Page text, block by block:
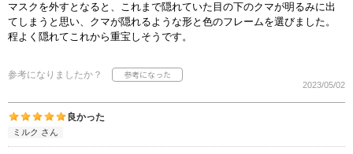
マスクを外すとなると、これまで隠れていた目の下のクマが明るみに出
てしまうと思い、クマが隠れるような形と色のフレームを選びました。
程よく隠れてこれから重宝しそうです。
参考になりましたか？
2023/05/02
良かった
ミルク さん